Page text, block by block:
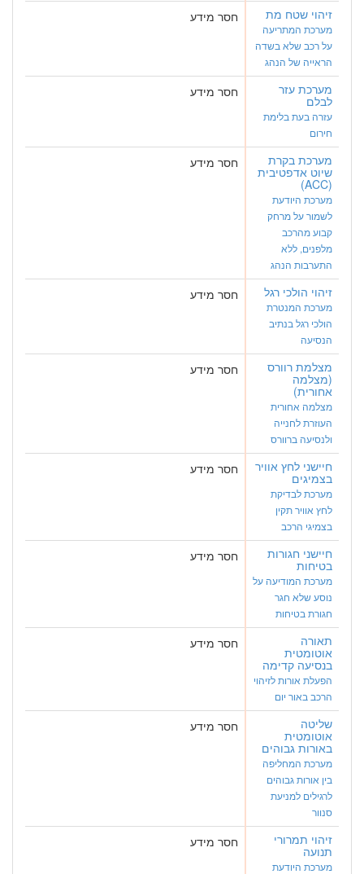
זיהוי שטח מת
מערכת המתריעה
על רכב שלא בשדה
הראייה של הנהג
חסר מידע
מערכת עזר
לבלם
עזרה בעת בלימת
חירום
חסר מידע
מערכת בקרת
שיוט אדפטיבית
(ACC)
מערכת היודעת
לשמור על מרחק
קבוע מהרכב
מלפנים, ללא
התערבות הנהג
חסר מידע
זיהוי הולכי רגל
מערכת המנטרת
הולכי רגל בנתיב
הנסיעה
חסר מידע
מצלמת רוורס
(מצלמה
אחורית)
מצלמה אחורית
העוזרת לחנייה
ולנסיעה ברוורס
חסר מידע
חיישני לחץ אוויר
בצמיגים
מערכת לבדיקת
לחץ אוויר תקין
בצמיגי הרכב
חסר מידע
חיישני חגורות
בטיחות
מערכת המודיעה על
נוסע שלא חגר
חגורת בטיחות
חסר מידע
תאורה
אוטומטית
בנסיעה קדימה
הפעלת אורות לזיהוי
הרכב באור יום
חסר מידע
שליטה
אוטומטית
באורות גבוהים
מערכת המחליפה
בין אורות גבוהים
לרגילים למניעת
סנוור
חסר מידע
זיהוי תמרורי
תנועה
מערכת היודעת
חסר מידע